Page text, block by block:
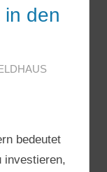
in den
bedeutet
investieren,